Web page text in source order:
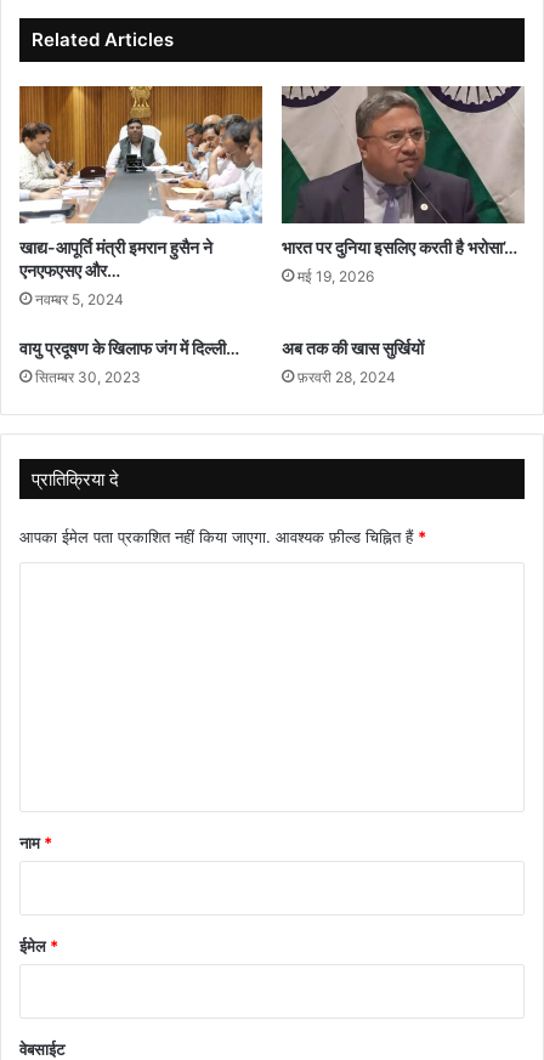
Related Articles
खाद्य-आपूर्ति मंत्री इमरान हुसैन ने
एनएफएसए और…
नवम्बर 5, 2024
भारत पर दुनिया इसलिए करती है भरोसा’…
मई 19, 2026
वायु प्रदूषण के खिलाफ जंग में दिल्ली…
सितम्बर 30, 2023
अब तक की खास सुर्खियों
फ़रवरी 28, 2024
प्रातिक्रिया दे
आपका ईमेल पता प्रकाशित नहीं किया जाएगा. आवश्यक फ़ील्ड चिह्नित हैं *
नाम*
ईमेल*
वेबसाईट